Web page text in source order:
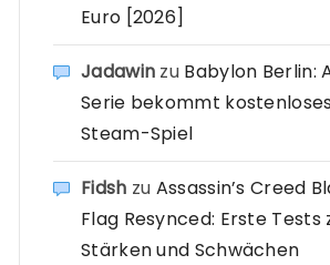
Euro [2026]
Jadawin zu Babylon Berlin:
Serie bekommt kostenloses
Steam-Spiel
Fidsh zu Assassin’s Creed
Flag Resynced: Erste Tests
Stärken und Schwächen